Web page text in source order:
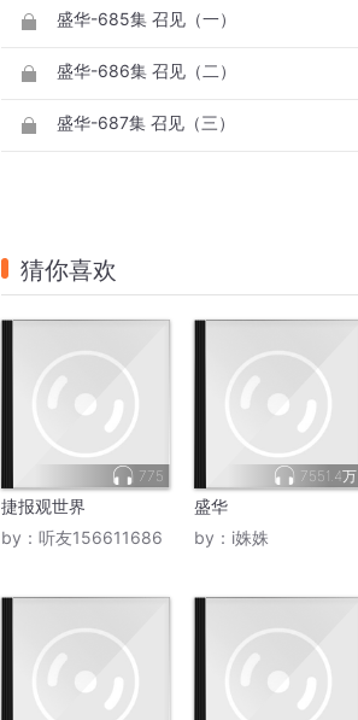
盛华-685集 召见（一）
盛华-686集 召见（二）
盛华-687集 召见（三）
猜你喜欢
775
捷报观世界
by： 听友156611686
7551.4万
盛华
by： i姝姝